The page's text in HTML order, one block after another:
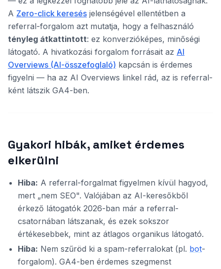
A Zero-click keresés jelenségével ellentétben a
referral-forgalom azt mutatja, hogy a felhasználó
tényleg átkattintott: ez konverzióképes, minőségi
látogató. A hivatkozási forgalom forrásait az AI
Overviews (AI-összefoglaló) kapcsán is érdemes
figyelni — ha az AI Overviews linkel rád, az is referral-
ként látszik GA4-ben.
Gyakori hibák, amiket érdemes
elkerülni
Hiba: A referral-forgalmat figyelmen kívül hagyod,
mert „nem SEO". Valójában az AI-keresőkből
érkező látogatók 2026-ban már a referral-
csatornában látszanak, és ezek sokszor
értékesebbek, mint az átlagos organikus látogató.
Hiba: Nem szűröd ki a spam-referralokat (pl. bot-
forgalom). GA4-ben érdemes szegmenst